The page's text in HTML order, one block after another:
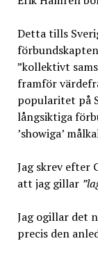
Detta tills
”kollektivt
framför
popularitet på
långsiktiga
’showiga’
Jag skrev efter
att jag gillar
Jag ogillar det
precis den